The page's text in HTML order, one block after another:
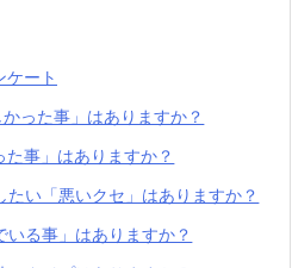
ケート
った事」はありますか？
事」はありますか？
い「悪いクセ」はありますか？
る事」はありますか？